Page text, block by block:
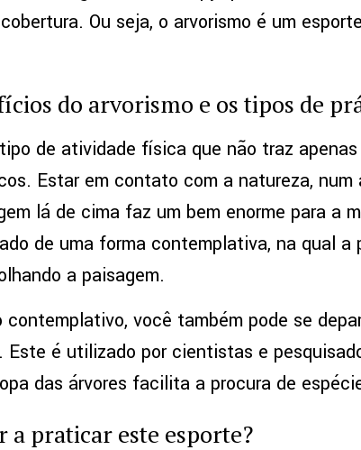
Ou seja, o arvorismo é um
do arvorismo e os tipos de
de atividade física que não traz
Estar em contato com a natureza,
lá de cima faz um bem enorme para a
de uma forma contemplativa, na qual a
a paisagem.
contemplativo, você também pode se
Este é utilizado por cientistas e
das árvores facilita a procura de
a praticar este esporte?